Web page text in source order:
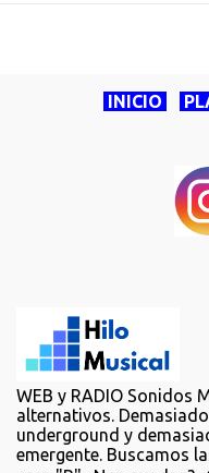
INICIO
WEB y RADIO Sonidos
alternativos.
underground y
emergente. Buscamos